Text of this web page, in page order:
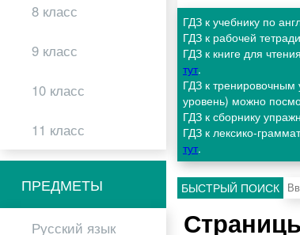
8 класс
9 класс
10 класс
11 класс
ПРЕДМЕТЫ
Русский язык
ГДЗ к учебнику по
ГДЗ к рабочей
ГДЗ к книге для
тут.
ГДЗ к
уровень) можно
ГДЗ к сборнику
ГДЗ к лексико-
тут.
БЫСТРЫЙ ПОИСК